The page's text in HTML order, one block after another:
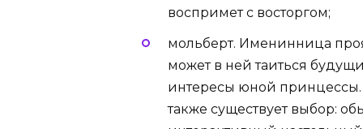
воспримет с восторгом;
мольберт. Именинница
может в ней таиться
интересы юной
также существует выбор: